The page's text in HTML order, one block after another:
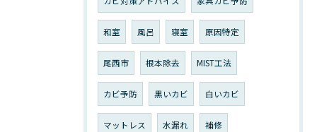
和室 風呂 寝室 原因特定
尾西市 根本除去 MIST工法
カビ予防 黒いカビ 白いカビ
マットレス 水漏れ 補修